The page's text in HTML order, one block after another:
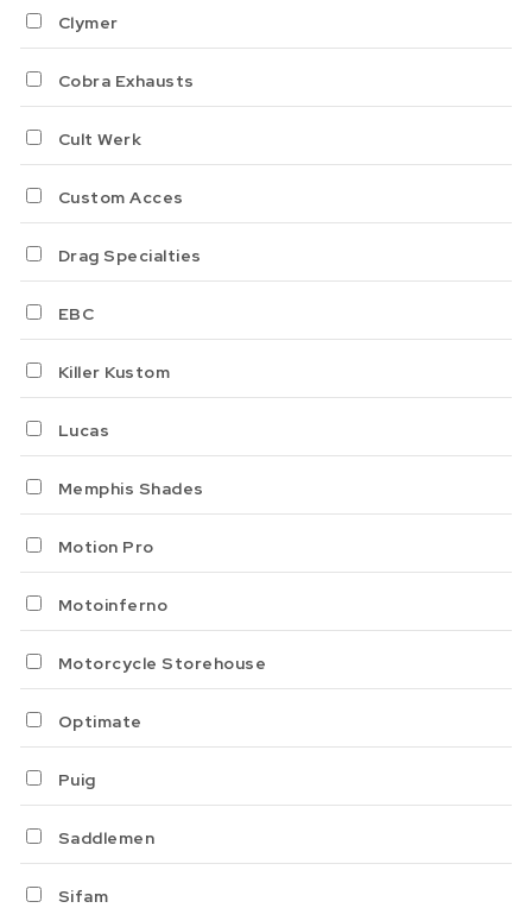
Clymer
Cobra Exhausts
Cult Werk
Custom Acces
Drag Specialties
EBC
Killer Kustom
Lucas
Memphis Shades
Motion Pro
Motoinferno
Motorcycle Storehouse
Optimate
Puig
Saddlemen
Sifam